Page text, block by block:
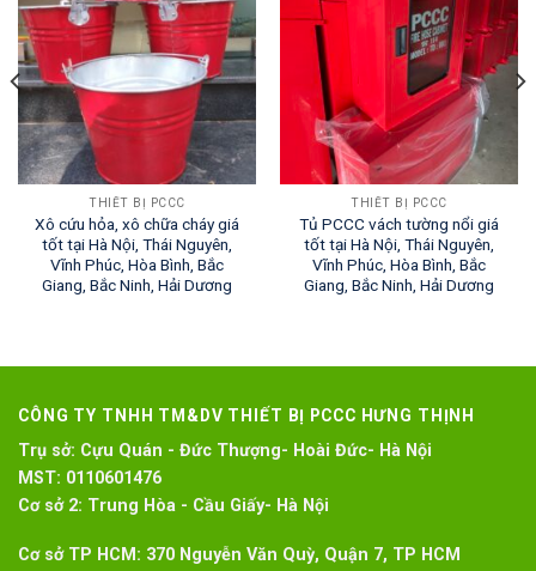
THIẾT BỊ PCCC
Xô cứu hỏa, xô chữa cháy giá
tốt tại Hà Nội, Thái Nguyên,
Vĩnh Phúc, Hòa Bình, Bắc
Giang, Bắc Ninh, Hải Dương
THIẾT BỊ PCCC
Tủ PCCC vách tường nổi giá
tốt tại Hà Nội, Thái Nguyên,
Vĩnh Phúc, Hòa Bình, Bắc
Giang, Bắc Ninh, Hải Dương
CÔNG TY TNHH TM&DV THIẾT BỊ PCCC HƯNG THỊNH
Trụ sở: Cựu Quán - Đức Thượng- Hoài Đức- Hà Nội
MST: 0110601476
Cơ sở 2: Trung Hòa - Cầu Giấy- Hà Nội
Cơ sở TP HCM: 370 Nguyễn Văn Quỳ, Quận 7, TP HCM